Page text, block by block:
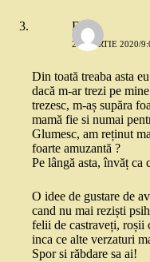
Eliza
24 MARTIE 2020/
Din toată treaba asta
dacă m-ar trezi pe
trezesc, m-aș supăra
mamă fie si numai
Glumesc, am reținut
foarte amuzantă ?
Pe lângă asta, învăț ca
O idee de gustare de
cand nu mai reziști
felii de castraveți, roșii
inca ce alte verzaturi
Spor si răbdare sa ai!